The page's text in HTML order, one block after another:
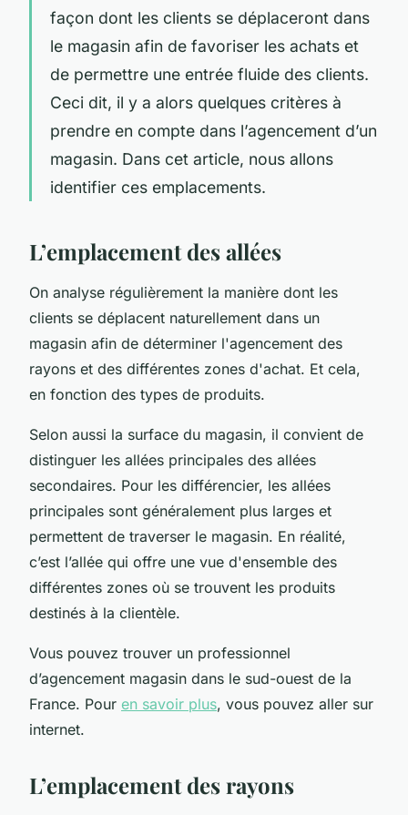
façon dont les clients se déplaceront dans
le magasin afin de favoriser les achats et
de permettre une entrée fluide des clients.
Ceci dit, il y a alors quelques critères à
prendre en compte dans l’agencement d’un
magasin. Dans cet article, nous allons
identifier ces emplacements.
L’emplacement des allées
On analyse régulièrement la manière dont les
clients se déplacent naturellement dans un
magasin afin de déterminer l'agencement des
rayons et des différentes zones d'achat. Et cela,
en fonction des types de produits.
Selon aussi la surface du magasin, il convient de
distinguer les allées principales des allées
secondaires. Pour les différencier, les allées
principales sont généralement plus larges et
permettent de traverser le magasin. En réalité,
c’est l’allée qui offre une vue d'ensemble des
différentes zones où se trouvent les produits
destinés à la clientèle.
Vous pouvez trouver un professionnel
d’agencement magasin dans le sud-ouest de la
France. Pour en savoir plus, vous pouvez aller sur
internet.
L’emplacement des rayons